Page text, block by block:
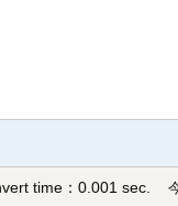
time：0.001 sec.